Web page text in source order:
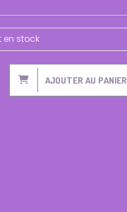
en stock
AJOUTER AU PANIER